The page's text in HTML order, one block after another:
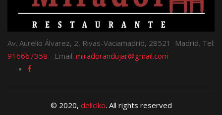
Av. Aurelio Álvarez, 2, Rivas-Vaciamadrid, 28521 Madrid. Tel:
916667358 - Email: miradorandujar@gmail.com
© 2020, deliciko. All rights reserved